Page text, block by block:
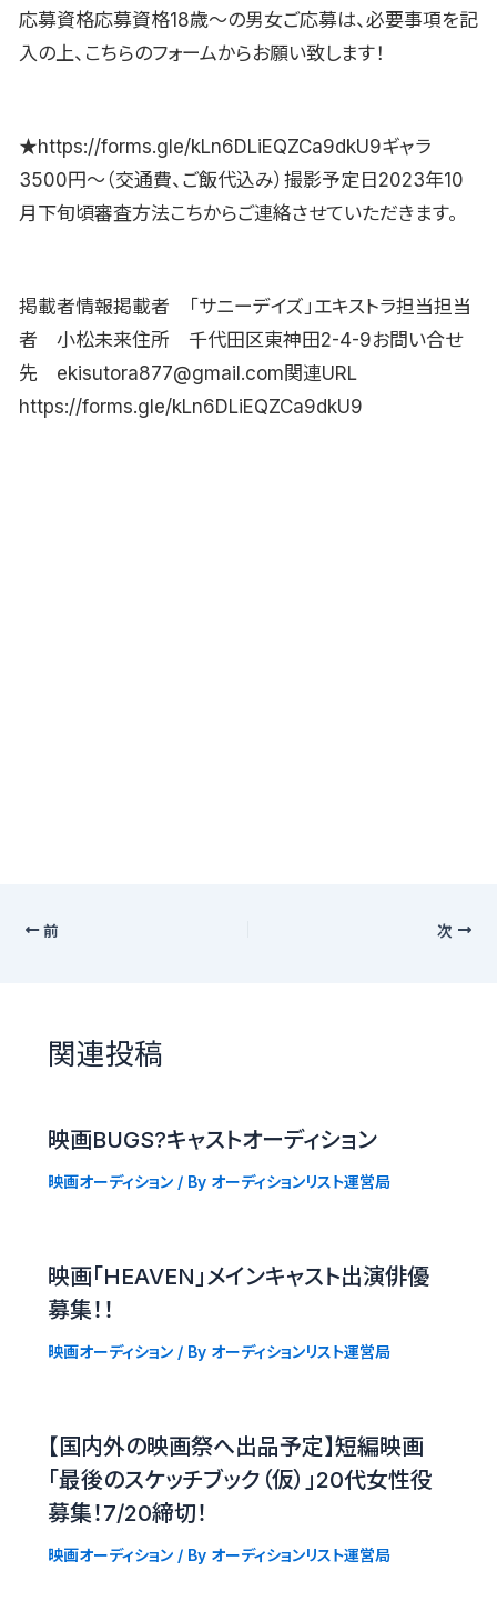
応募資格応募資格18歳〜の男女ご応募は、必要事項を記
入の上、こちらのフォームからお願い致します！
★https://forms.gle/kLn6DLiEQZCa9dkU9ギャラ
3500円〜（交通費、ご飯代込み）撮影予定日2023年10
月下旬頃審査方法こちからご連絡させていただきます。
掲載者情報掲載者 「サニーデイズ」エキストラ担当担当
者 小松未来住所 千代田区東神田2-4-9お問い合せ
先 ekisutora877@gmail.com関連URL
https://forms.gle/kLn6DLiEQZCa9dkU9
前 次
関連投稿
映画BUGS?キャストオーディション
映画オーディション/ By オーディションリスト運営局
映画「HEAVEN」メインキャスト出演俳優
募集！！
映画オーディション/ By オーディションリスト運営局
【国内外の映画祭へ出品予定】短編映画
「最後のスケッチブック（仮）」20代女性役
募集！7/20締切！
映画オーディション/ By オーディションリスト運営局